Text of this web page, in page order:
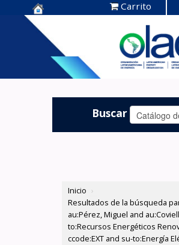
Centro de
Documentación
OLADE -
Carrito
Buscar
Inicio ›
Resultados de la búsqueda
au:Pérez, Miguel and
to:Recursos Energéticos
ccode:EXT and su-to:Energía